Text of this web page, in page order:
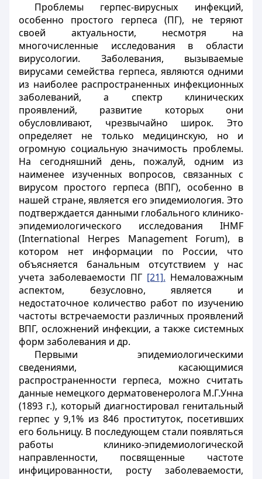
Проблемы герпес-вирусных инфекций,
особенно простого герпеса (ПГ), не теряют
своей актуальности, несмотря на
многочисленные исследования в области
вирусологии. Заболевания, вызываемые
вирусами семейства герпеса, являются одними
из наиболее распространенных инфекционных
заболеваний, а спектр клинических
проявлений, развитие которых они
обусловливают, чрезвычайно широк. Это
определяет не только медицинскую, но и
огромную социальную значимость проблемы.
На сегодняшний день, пожалуй, одним из
наименее изученных вопросов, связанных с
вирусом простого герпеса (ВПГ), особенно в
нашей стране, является его эпидемиология. Это
подтверждается данными глобального клинико-
эпидемиологического исследования IHMF
(International Herpes Management Forum), в
котором нет информации по России, что
объясняется банальным отсутствием у нас
учета заболеваемости ПГ [21]. Немаловажным
аспектом, безусловно, является и
недостаточное количество работ по изучению
частоты встречаемости различных проявлений
ВПГ, осложнений инфекции, а также системных
форм заболевания и др.
Первыми эпидемиологическими
сведениями, касающимися
распространенности герпеса, можно считать
данные немецкого дерматовенеролога М.Г.Унна
(1893 г.), который диагностировал генитальный
герпес у 9,1% из 846 проституток, посетивших
его больницу. В последующем стали появляться
работы клинико-эпидемиологической
направленности, посвященные частоте
инфицированности, росту заболеваемости,